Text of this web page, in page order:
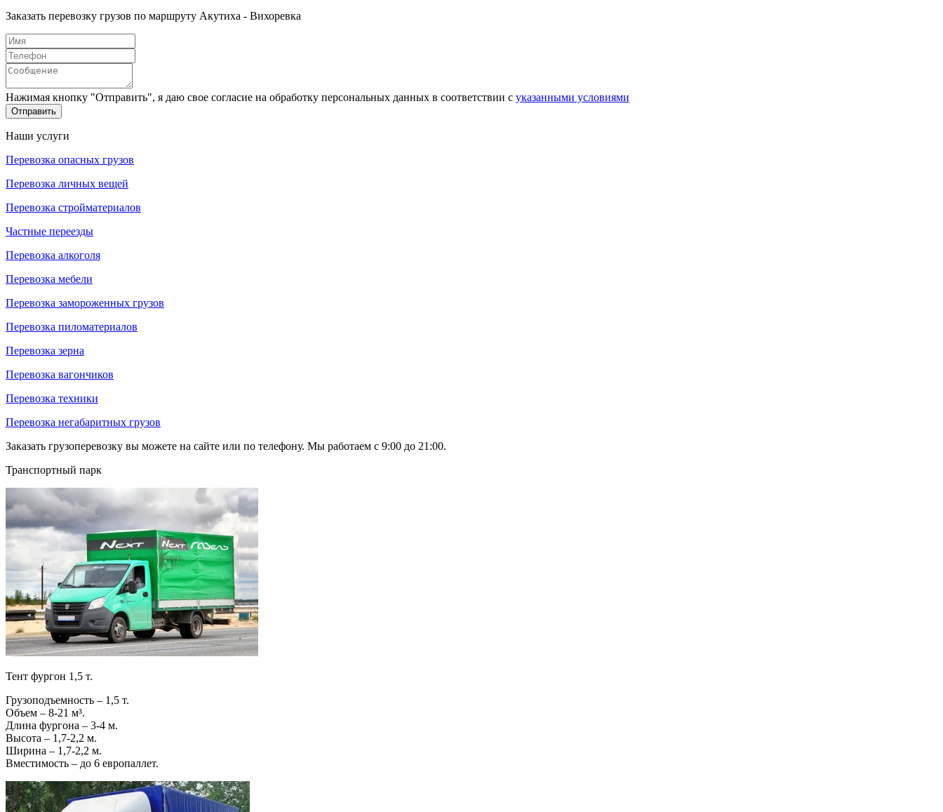
Заказать перевозку грузов по маршруту Акутиха - Вихоревка
Нажимая кнопку "Отправить", я даю свое согласие на обработку персональных данных в соответствии с указанными условиями
Отправить
Наши услуги
Перевозка опасных грузов
Перевозка личных вещей
Перевозка стройматериалов
Частные переезды
Перевозка алкоголя
Перевозка мебели
Перевозка замороженных грузов
Перевозка пиломатериалов
Перевозка зерна
Перевозка вагончиков
Перевозка техники
Перевозка негабаритных грузов
Заказать грузоперевозку вы можете на сайте или по телефону. Мы работаем с 9:00 до 21:00.
Транспортный парк
Тент фургон 1,5 т.
Грузоподъемность – 1,5 т.
Объем – 8-21 м³.
Длина фургона – 3-4 м.
Высота – 1,7-2,2 м.
Ширина – 1,7-2,2 м.
Вместимость – до 6 европаллет.